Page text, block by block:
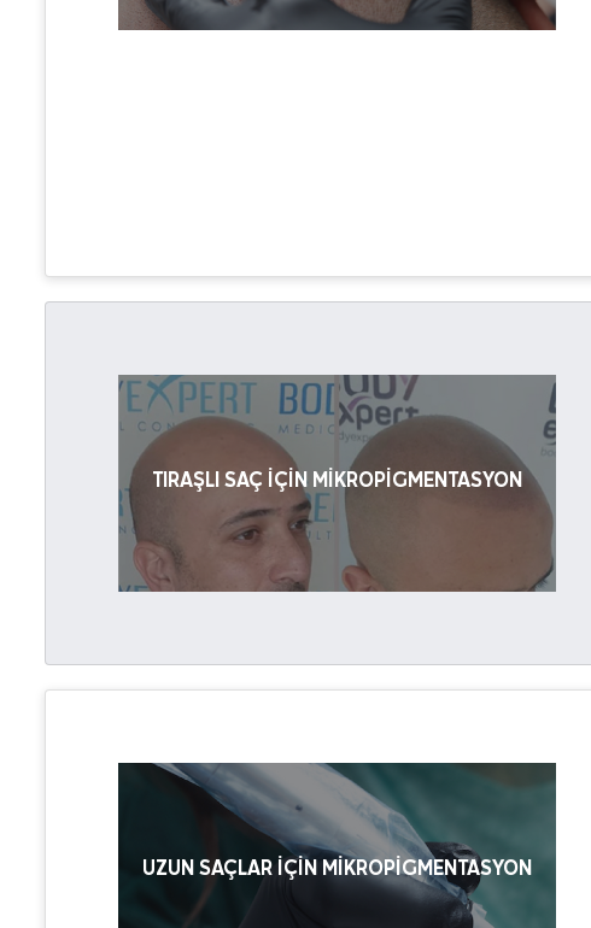
TIRAŞLI SAÇ IÇIN MIKROPIGMENTASYON
UZUN SAÇLAR IÇIN MIKROPIGMENTASYON